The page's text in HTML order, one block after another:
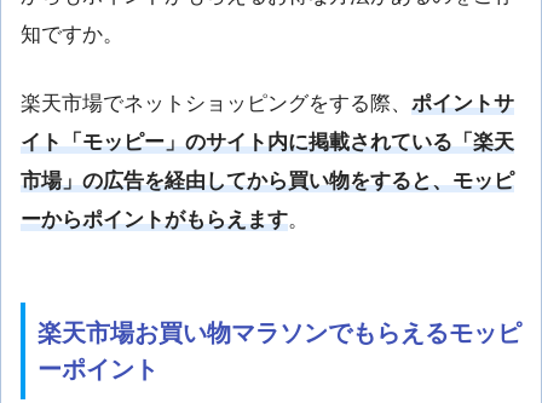
知ですか。
楽天市場でネットショッピングをする際、 ポイントサ
イト「モッピー」のサイト内に掲載されている「楽天
市場」の広告を経由してから買い物をすると、モッピ
ーからポイントがもらえます。
楽天市場お買い物マラソンでもらえるモッピ
ーポイント